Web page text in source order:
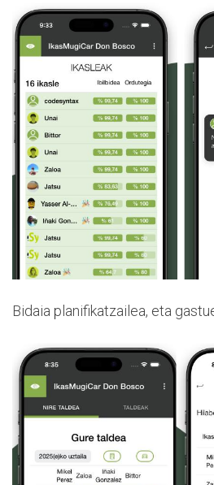
Bidaia planifikatzailea, eta